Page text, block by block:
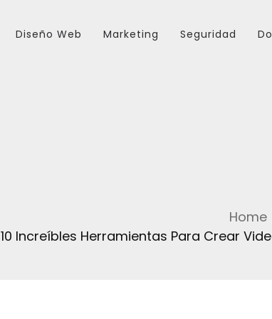
Diseño Web Marketing Seguridad
Home
10 Increíbles Herramientas Para Crear